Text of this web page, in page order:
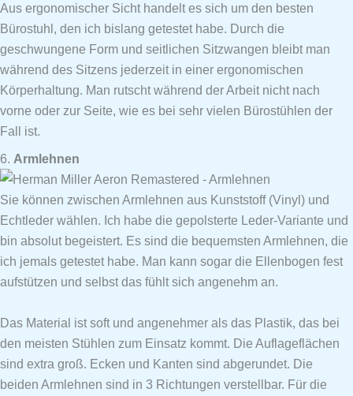
Aus ergonomischer Sicht handelt es sich um den besten
Bürostuhl, den ich bislang getestet habe. Durch die
geschwungene Form und seitlichen Sitzwangen bleibt man
während des Sitzens jederzeit in einer ergonomischen
Körperhaltung. Man rutscht während der Arbeit nicht nach
vorne oder zur Seite, wie es bei sehr vielen Bürostühlen der
Fall ist.
6. Armlehnen
Sie können zwischen Armlehnen aus Kunststoff (Vinyl) und
Echtleder wählen. Ich habe die gepolsterte Leder-Variante und
bin absolut begeistert. Es sind die bequemsten Armlehnen, die
ich jemals getestet habe. Man kann sogar die Ellenbogen fest
aufstützen und selbst das fühlt sich angenehm an.
Das Material ist soft und angenehmer als das Plastik, das bei
den meisten Stühlen zum Einsatz kommt. Die Auflageflächen
sind extra groß. Ecken und Kanten sind abgerundet. Die
beiden Armlehnen sind in 3 Richtungen verstellbar. Für die